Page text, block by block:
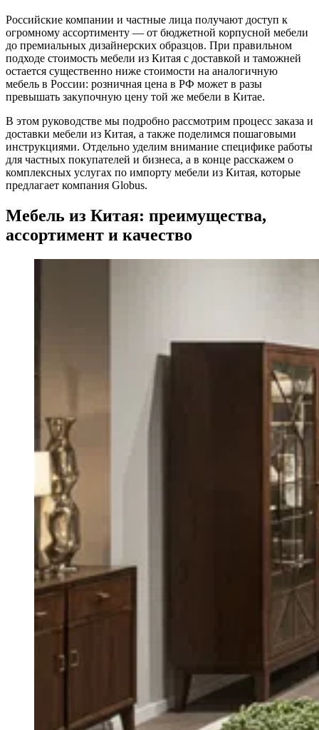
Российские компании и частные лица получают доступ к
огромному ассортименту — от бюджетной корпусной мебели
до премиальных дизайнерских образцов. При правильном
подходе стоимость мебели из Китая с доставкой и таможней
остается существенно ниже стоимости на аналогичную
мебель в России: розничная цена в РФ может в разы
превышать закупочную цену той же мебели в Китае​.
В этом руководстве мы подробно рассмотрим процесс заказа и
доставки мебели из Китая, а также поделимся пошаговыми
инструкциями. Отдельно уделим внимание специфике работы
для частных покупателей и бизнеса, а в конце расскажем о
комплексных услугах по импорту мебели из Китая, которые
предлагает компания Globus.
Мебель из Китая: преимущества,
ассортимент и качество